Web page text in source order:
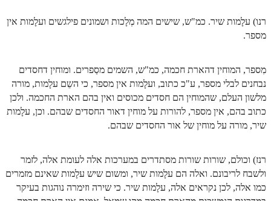
זוהר צו מתחילים
זוהר צו מתקדמים
פרשת שמיני מתקדמים
ספר הזוהר פרשת תזריע למתחילים
ספר הזוהר פרשת תזריע למתקדמים
זוהר מצורע למתקדמים
זוהר אחרי מות למתחילים
רנו) עלָמות שיר. כמ"ש, שישים המה מְלָכות ושמונים פילגשים ועלָמות אין
מספר.
מִספר, המוחין דהארת חכמה, כמ"ש, השמים מסַפרים. ומוחין דחסדים
נבחנים לבלי מספר, ע"כ כתוב, ועלָמות אין מספר, כי השֵם עלָמות, מורה
מלשון העלם, שהמוחין הם חסדים מכוסים ואין בהם הארת החכמה. ולכן
כתוב בהם, אין מספר, להורות על מוחין דאור החסדים שבהם. וכן, עלָמות
שיר, מורה על מוחין של אור החסדים שבהם.
רנז) וכולם, שורות שורות מסתדרים במערכות אלה לעומת אלה, לזמר
ולשבח לריבונם. ואלה הם עלָמות שיר, ומשום שיש עלָמות שאינם מזמרים
כמו אלה, לכן נקראים אלה, עלָמות שיר. כי שירה וזימרה נוהגות בעיקר